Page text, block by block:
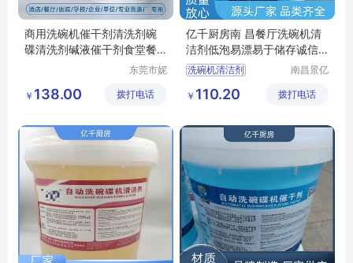
商用洗碗机催干剂清洗剂碗
碟清洗剂碱液催干剂食堂餐
东莞市妮
品有限公
￥ 138.00 拨打电话
亿千厨房南 昌餐厅洗碗机清
洁剂低泡易漂易于储存诚信
经营
洗碗机清洁剂
商用洗碗机清洁剂
商用洗碗机清洁剂厂家
南昌景亿
有限公司
￥ 110.20 拨打电话